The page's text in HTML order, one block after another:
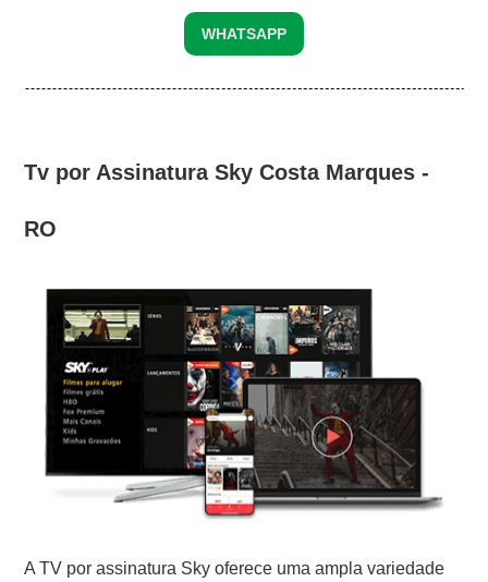
WHATSAPP
Tv por Assinatura Sky Costa Marques -
RO
A TV por assinatura Sky oferece uma ampla variedade